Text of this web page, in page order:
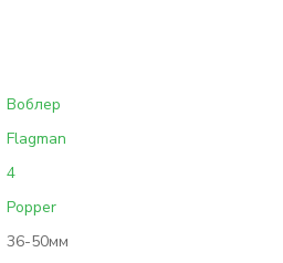
Воблер
Flagman
4
Popper
36-50мм